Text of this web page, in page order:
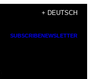
+ DEUTSCH
SUBSCRIBENEWSLETTER